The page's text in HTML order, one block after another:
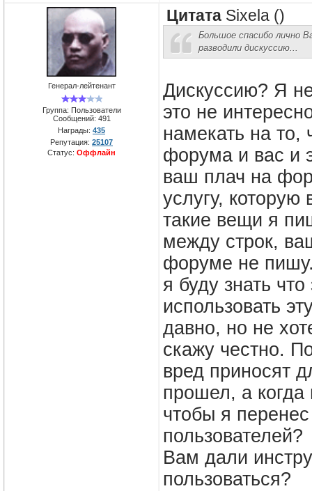
Генерал-лейтенант
Группа: Пользователи
Сообщений: 491
Награды: 435
Репутация: 25107
Статус: Оффлайн
Цитата Sixela ()
Большое спасибо лично
разводили дискуссию...
Дискуссию? Я
это не
намекать на то,
форума и вас и
ваш плач на
услугу,
такие вещи я
между строк,
форуме не пишу.
я буду знать
использовать
давно, но не
скажу честно.
вред приносят
прошел, а когда
чтобы я
пользователей?
Вам дали
пользоваться?